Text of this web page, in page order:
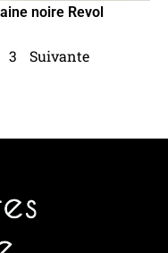
noire Revol
3 Suivante